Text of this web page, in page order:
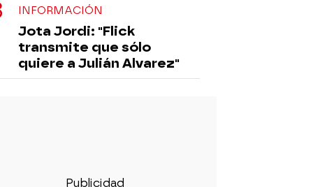
INFORMACIÓN
Jota Jordi: "Flick
transmite que sólo
quiere a Julián Alvarez"